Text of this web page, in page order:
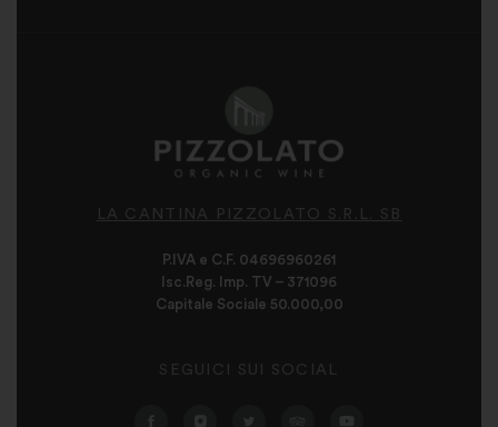
LA CANTINA PIZZOLATO S.R.L. SB
P.IVA e C.F. 04696960261
Isc.Reg. Imp. TV – 371096
Capitale Sociale 50.000,00
SEGUICI SUI SOCIAL